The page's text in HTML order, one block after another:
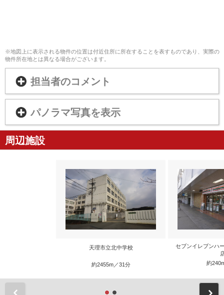
※地図上に表示される物件の位置は付近住所に所在することを表すものであり、実際の
物件所在地とは異なる場合がございます。
担当者のコメント
パノラマ写真を表示
周辺施設
天理市立北中学校
約2455m／31分
セブンイレブンハ
約